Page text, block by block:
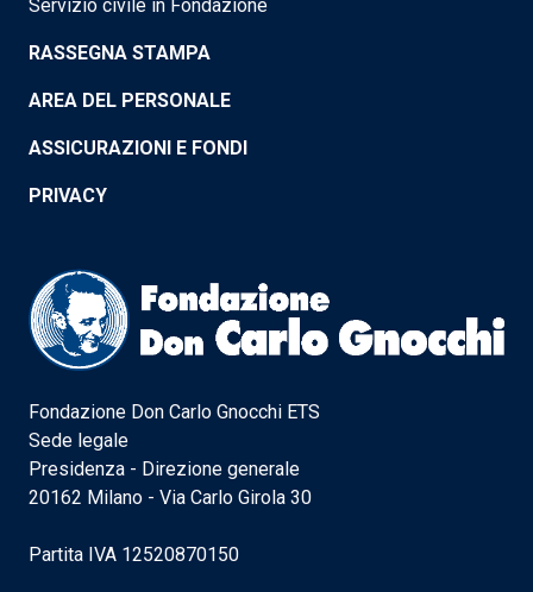
Servizio civile in Fondazione
RASSEGNA STAMPA
AREA DEL PERSONALE
ASSICURAZIONI E FONDI
PRIVACY
Fondazione Don Carlo Gnocchi ETS
Sede legale
Presidenza - Direzione generale
20162 Milano - Via Carlo Girola 30
Partita IVA 12520870150